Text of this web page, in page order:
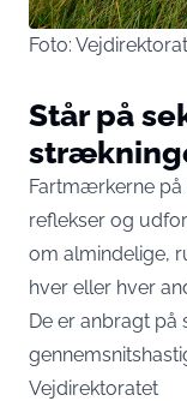
Foto:
Står på
Fartmærkerne
reflekser og
om almindelige,
hver eller hver
De er anbragt på
Vejdirektoratet